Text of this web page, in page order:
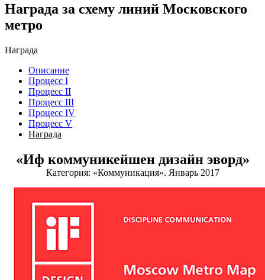
Награда за схему линий Московского
метро
Награда
Описание
Процесс I
Процесс II
Процесс III
Процесс IV
Процесс V
Награда
«Иф коммуникейшен дизайн эворд»
Категория: «Коммуникация». Январь 2017